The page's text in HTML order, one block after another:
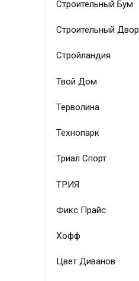
Строительный Бум
Строительный Двор
Стройландия
Твой Дом
Терволина
Технопарк
Триал Спорт
ТРИЯ
Фикс Прайс
Хофф
Цвет Диванов